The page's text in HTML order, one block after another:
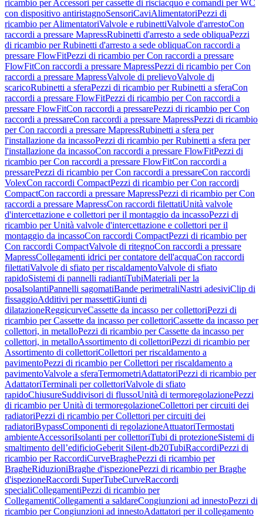
ricambio per Accessori per cassette di risciacquo e comandi per WC
con dispositivo antiristagnoSensoriCaviAlimentatoriPezzi di
ricambio per AlimentatoriValvole e rubinettiValvole d'arrestoCon
raccordi a pressare MapressRubinetti d'arresto a sede obliquaPezzi
di ricambio per Rubinetti d'arresto a sede obliquaCon raccordi a
pressare FlowFitPezzi di ricambio per Con raccordi a pressare
FlowFitCon raccordi a pressare MapressPezzi di ricambio per Con
raccordi a pressare MapressValvole di prelievoValvole di
scaricoRubinetti a sferaPezzi di ricambio per Rubinetti a sferaCon
raccordi a pressare FlowFitPezzi di ricambio per Con raccordi a
pressare FlowFitCon raccordi a pressarePezzi di ricambio per Con
raccordi a pressareCon raccordi a pressare MapressPezzi di ricambio
per Con raccordi a pressare MapressRubinetti a sfera per
l'installazione da incassoPezzi di ricambio per Rubinetti a sfera per
l'installazione da incassoCon raccordi a pressare FlowFitPezzi di
ricambio per Con raccordi a pressare FlowFitCon raccordi a
pressarePezzi di ricambio per Con raccordi a pressareCon raccordi
VolexCon raccordi CompactPezzi di ricambio per Con raccordi
CompactCon raccordi a pressare MapressPezzi di ricambio per Con
raccordi a pressare MapressCon raccordi filettatiUnità valvole
d'intercettazione e collettori per il montaggio da incassoPezzi di
ricambio per Unità valvole d'intercettazione e collettori per il
montaggio da incassoCon raccordi CompactPezzi di ricambio per
Con raccordi CompactValvole di ritegnoCon raccordi a pressare
MapressCollegamenti idrici per contatore dell'acquaCon raccordi
filettatiValvole di sfiato per riscaldamentoValvole di sfiato
rapidoSistemi di pannelli radiantiTubiMateriali per la
posaIsolantiPannelli sagomatiBande perimetraliNastri adesiviClip di
fissaggioAdditivi per massettiGiunti di
dilatazioneReggicurveCassette da incasso per collettoriPezzi di
ricambio per Cassette da incasso per collettoriCassette da incasso per
collettori, in metalloPezzi di ricambio per Cassette da incasso per
collettori, in metalloAssortimento di collettoriPezzi di ricambio per
Assortimento di collettoriCollettori per riscaldamento a
pavimentoPezzi di ricambio per Collettori per riscaldamento a
pavimentoValvole a sferaTermometriAdattatoriPezzi di ricambio per
AdattatoriTerminali per collettoriValvole di sfiato
rapidoChiusureSuddivisori di flussoUnità di termoregolazionePezzi
di ricambio per Unità di termoregolazioneCollettori per circuiti dei
radiatoriPezzi di ricambio per Collettori per circuiti dei
radiatoriBypassComponenti di regolazioneAttuatoriTermostati
ambienteAccessoriIsolanti per collettoriTubi di protezioneSistemi di
smaltimento dell’edificioGeberit Silent-db20TubiRaccordiPezzi di
ricambio per RaccordiCurveBraghePezzi di ricambio per
BragheRiduzioniBraghe d'ispezionePezzi di ricambio per Braghe
d'ispezioneRaccordi SuperTubeCurveRaccordi
specialiCollegamentiPezzi di ricambio per
CollegamentiCollegamenti a saldareCongiunzioni ad innestoPezzi di
ricambio per Congiunzioni ad innestoAdattatori per il collegamento